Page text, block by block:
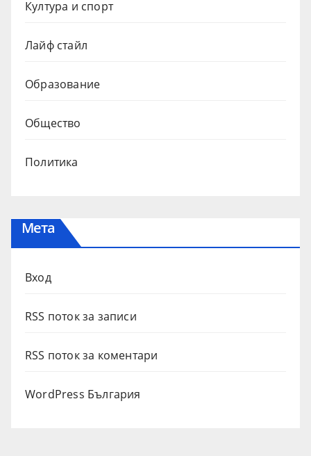
Култура и спорт
Лайф стайл
Образование
Общество
Политика
Мета
Вход
RSS поток за записи
RSS поток за коментари
WordPress България